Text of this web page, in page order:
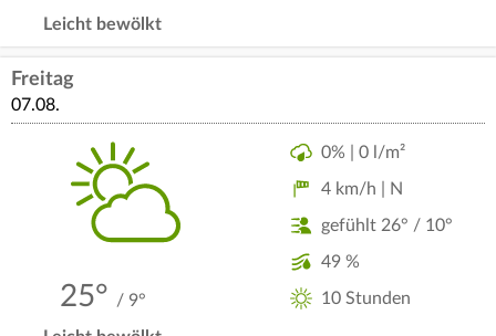
Leicht bewölkt
Freitag
07.08.
25° / 9°
0% | 0 l/m²
4 km/h | N
gefühlt 26° / 10°
49 %
10 Stunden